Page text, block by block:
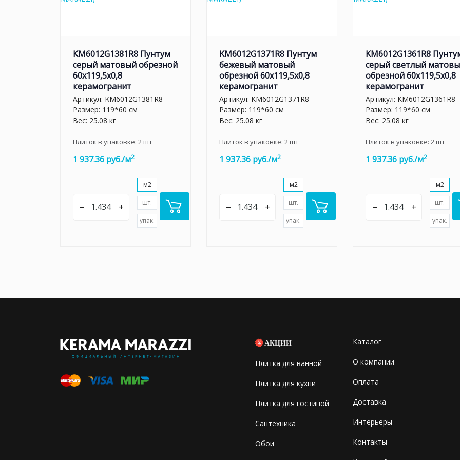
KM6012G1381R8 Пунтум
серый матовый обрезной
60x119,5x0,8
керамогранит
Артикул: KM6012G1381R8
Размер: 119*60 см
Вес: 25.08 кг
Плиток в упаковке: 2шт
1 937.36 руб./м2
– +
м2
шт.
упак.
KM6012G1371R8 Пунтум
бежевый матовый
обрезной 60x119,5x0,8
керамогранит
Артикул: KM6012G1371R8
Размер: 119*60 см
Вес: 25.08 кг
Плиток в упаковке: 2шт
1 937.36 руб./м2
– +
м2
шт.
упак.
KM6012G1361R8
серый светлый
обрезной 60x119,5x0,8
керамогранит
Артикул: KM6012G1361R8
Размер: 119*60 см
Вес: 25.08 кг
Плиток в упаковке: 2шт
1 937.36 руб./м2
– +
м2
шт.
упак.
АКЦИИ
Плитка для ванной
Плитка для кухни
Плитка для гостиной
Сантехника
Обои
Каталог
О компании
Оплата
Доставка
Интерьеры
Контакты